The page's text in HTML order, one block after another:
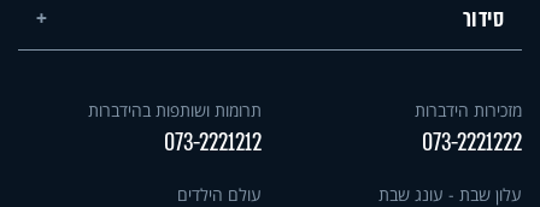
סידור
מזכירות הידברות
073-2221222
תרומות ושותפות בהידברות
073-2221212
עלון שבת - עונג שבת עולם הילדים